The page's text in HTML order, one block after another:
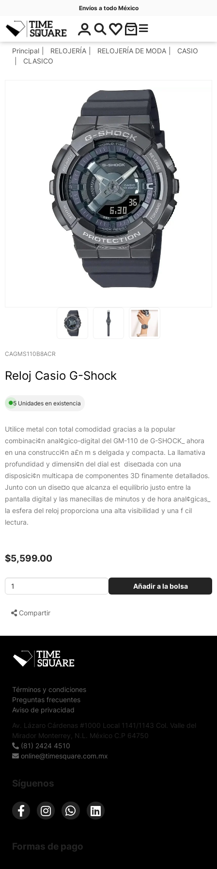
Envíos a todo México
Timesquare
$
0
.
C
t
r
í
Principal RELOJERÍA RELOJERÍA DE MODA
CASIO
CLASICO
CAGMS110B8ACR
Reloj Casio G-Shock
5 Unidades en existencia
Utilice metal con total comodidad gracias a la popular
combinaci¢n anal¢gico-digital del GM-110 de G-SHOCK_ ahora
en una construcci¢n a£n m s delgada y compacta. La llamativa
profundidad y dimensi¢n del dial est dise¤ada con una
disposici¢n multicapa de componentes 3D finamente detallados.
Junto con un dise¤o que alcanza el equilibrio justo entre la
pantalla digital y las manecillas de minutos y de hora anal¢gicas_
la esfera del reloj proporciona una alta visibilidad y una f cil
lectura.
$5,599.00
Añadir a la bolsa
Compartir
Términos y condiciones
Preguntas frecuentes
Aviso de privacidad
Av. Lázaro Cárdenas #1000 Local 1141/1143 Col. Valle del
Mirador Monterrey, N.L. México C.P 64750
(81) 2424 4510
online@timesquare.com.mx
Síguenos
Formas de pago